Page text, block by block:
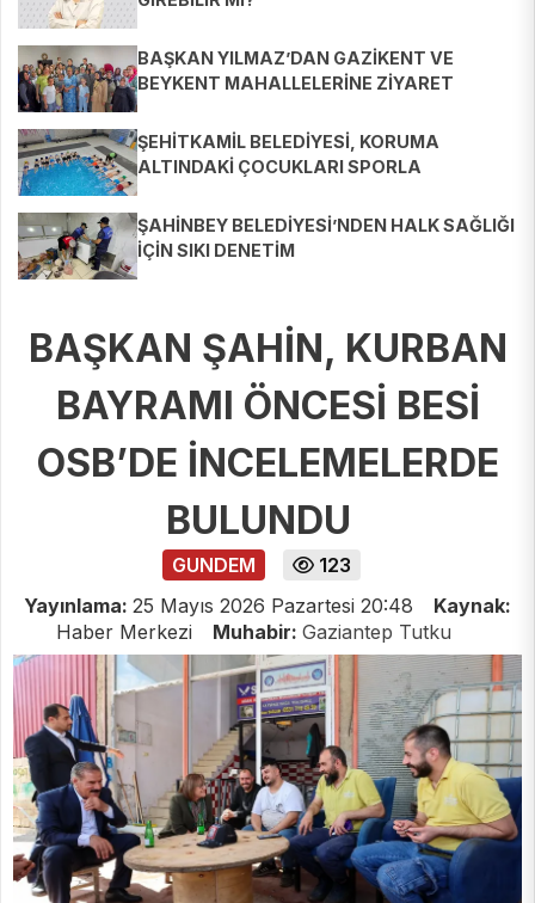
BAŞKAN YILMAZ’DAN GAZİKENT VE
BEYKENT MAHALLELERİNE ZİYARET
ŞEHİTKAMİL BELEDİYESİ, KORUMA
ALTINDAKİ ÇOCUKLARI SPORLA
ŞAHİNBEY BELEDİYESİ’NDEN HALK SAĞLIĞI
İÇİN SIKI DENETİM
BAŞKAN ŞAHİN, KURBAN
BAYRAMI ÖNCESİ BESİ
OSB’DE İNCELEMELERDE
BULUNDU
GUNDEM
123
Yayınlama: 25 Mayıs 2026 Pazartesi 20:48
Kaynak:
Haber Merkezi
Muhabir: Gaziantep Tutku